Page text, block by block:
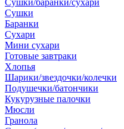
Сушки/баранки/сухари
Сушки
Баранки
Сухари
Мини сухари
Готовые завтраки
Хлопья
Шарики/звездочки/колечки
Подушечки/батончики
Кукурузные палочки
Мюсли
Гранола